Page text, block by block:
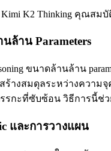
Kimi K2 Thinking คุณส
ล้าน Parameters
ขนาดล้านล้าน
ซึ่งสร้างสมดุลระหว่างค
รรกะที่ซับซ้อน วิธีการนี้
และการวางแผน